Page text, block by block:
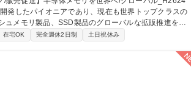
発したパイオニアであり、現在も世界トップクラスの
ュメモリ製品、SSD製品のグローバルな拡販推進を担
顧客の要望を吸い上げます。■価格折衝・需給管理：需
の受注契約をサポートします。等… 募集職種 田
ーバル_H2624
在宅OK 完全週休2日制 土日祝休み